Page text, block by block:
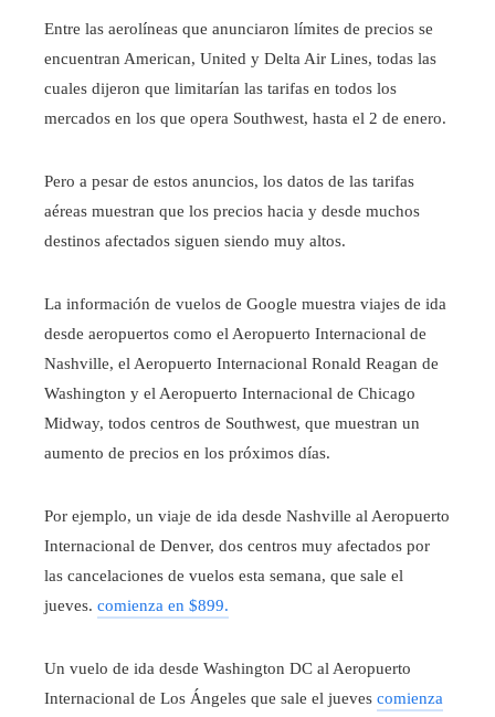
Entre las aerolíneas que anunciaron límites de precios se
encuentran American, United y Delta Air Lines, todas las
cuales dijeron que limitarían las tarifas en todos los
mercados en los que opera Southwest, hasta el 2 de enero.
Pero a pesar de estos anuncios, los datos de las tarifas
aéreas muestran que los precios hacia y desde muchos
destinos afectados siguen siendo muy altos.
La información de vuelos de Google muestra viajes de ida
desde aeropuertos como el Aeropuerto Internacional de
Nashville, el Aeropuerto Internacional Ronald Reagan de
Washington y el Aeropuerto Internacional de Chicago
Midway, todos centros de Southwest, que muestran un
aumento de precios en los próximos días.
Por ejemplo, un viaje de ida desde Nashville al Aeropuerto
Internacional de Denver, dos centros muy afectados por
las cancelaciones de vuelos esta semana, que sale el
jueves. comienza en $899.
Un vuelo de ida desde Washington DC al Aeropuerto
Internacional de Los Ángeles que sale el jueves comienza